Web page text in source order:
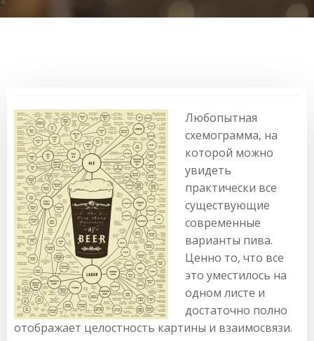
Любопытная
схемограмма, на
которой можно
увидеть
практически все
существующие
современные
варианты пива.
Ценно то, что все
это уместилось на
одном листе и
достаточно полно
отображает целостность картины и взаимосвязи.